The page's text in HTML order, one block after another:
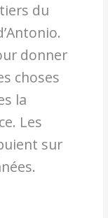
du
donner
choses
la
Les
sur